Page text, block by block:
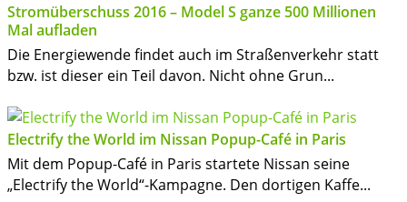
Stromüberschuss 2016 – Model S ganze 500 Millionen
Mal aufladen
Die Energiewende findet auch im Straßenverkehr statt
bzw. ist dieser ein Teil davon. Nicht ohne Grun...
Electrify the World im Nissan Popup-Café in Paris
Mit dem Popup-Café in Paris startete Nissan seine
„Electrify the World“-Kampagne. Den dortigen Kaffe...